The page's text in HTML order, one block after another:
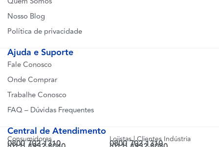
Nosso Blog
Política de privacidade
Ajuda e Suporte
Fale Conosco
Onde Comprar
Trabalhe Conosco
FAQ – Dúvidas Frequentes
Central de Atendimento
Consumidores
0800 702 1310 Lojistas | Clientes Indústria
0800 702 1310